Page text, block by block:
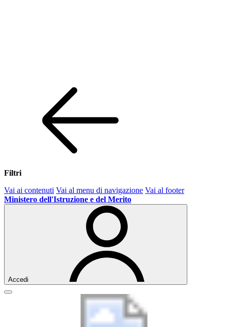
Filtri
Vai ai contenuti Vai al menu di navigazione Vai al footer
Ministero dell'Istruzione e del Merito
Accedi